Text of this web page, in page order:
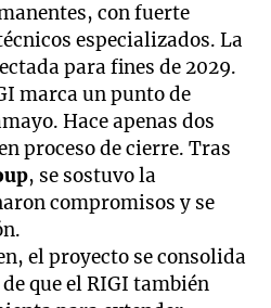
con fuerte
especializados. La
para fines de 2029.
marca un punto de
Hace apenas dos
proceso de cierre. Tras
, se sostuvo la
compromisos y se
el proyecto se consolida
que el RIGI también